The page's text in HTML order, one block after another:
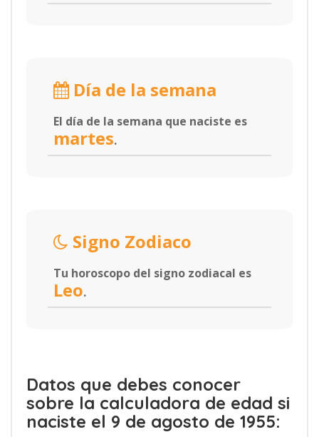
Día de la semana
El día de la semana que naciste es
martes.
Signo Zodiaco
Tu horoscopo del signo zodiacal es
Leo.
Datos que debes conocer
sobre la calculadora de edad si
naciste el 9 de agosto de 1955: